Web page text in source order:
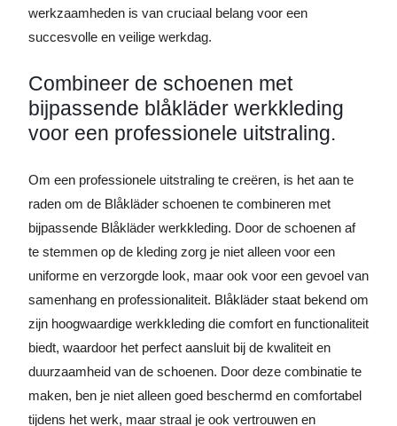
werkzaamheden is van cruciaal belang voor een
succesvolle en veilige werkdag.
Combineer de schoenen met
bijpassende blåkläder werkkleding
voor een professionele uitstraling.
Om een professionele uitstraling te creëren, is het aan te
raden om de Blåkläder schoenen te combineren met
bijpassende Blåkläder werkkleding. Door de schoenen af
te stemmen op de kleding zorg je niet alleen voor een
uniforme en verzorgde look, maar ook voor een gevoel van
samenhang en professionaliteit. Blåkläder staat bekend om
zijn hoogwaardige werkkleding die comfort en functionaliteit
biedt, waardoor het perfect aansluit bij de kwaliteit en
duurzaamheid van de schoenen. Door deze combinatie te
maken, ben je niet alleen goed beschermd en comfortabel
tijdens het werk, maar straal je ook vertrouwen en